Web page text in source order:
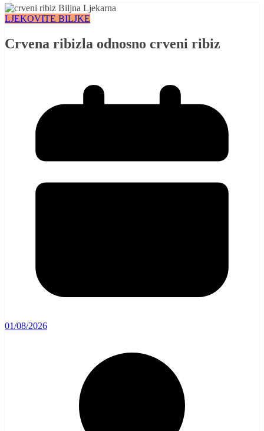
LJEKOVITE BILJKE
Crvena ribizla odnosno crveni ribiz
01/08/2026